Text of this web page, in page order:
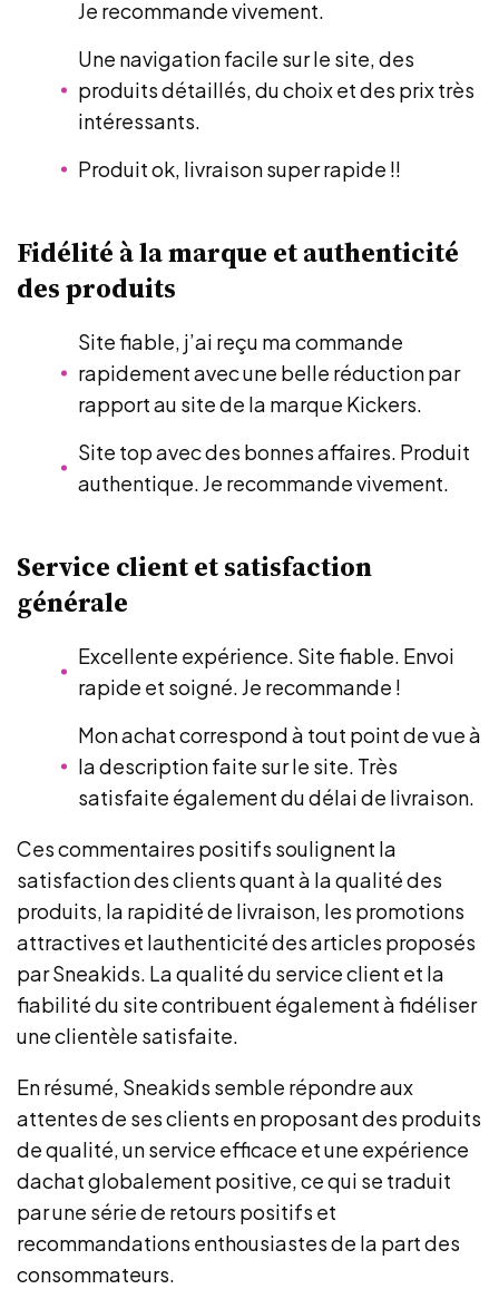
Je recommande vivement.
Une navigation facile sur le site, des
produits détaillés, du choix et des prix très
intéressants.
Produit ok, livraison super rapide !!
Fidélité à la marque et authenticité
des produits
Site fiable, j’ai reçu ma commande
rapidement avec une belle réduction par
rapport au site de la marque Kickers.
Site top avec des bonnes affaires. Produit
authentique. Je recommande vivement.
Service client et satisfaction
générale
Excellente expérience. Site fiable. Envoi
rapide et soigné. Je recommande !
Mon achat correspond à tout point de vue à
la description faite sur le site. Très
satisfaite également du délai de livraison.
Ces commentaires positifs soulignent la
satisfaction des clients quant à la qualité des
produits, la rapidité de livraison, les promotions
attractives et lauthenticité des articles proposés
par Sneakids. La qualité du service client et la
fiabilité du site contribuent également à fidéliser
une clientèle satisfaite.
En résumé, Sneakids semble répondre aux
attentes de ses clients en proposant des produits
de qualité, un service efficace et une expérience
dachat globalement positive, ce qui se traduit
par une série de retours positifs et
recommandations enthousiastes de la part des
consommateurs.